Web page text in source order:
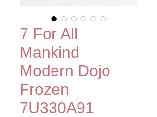
7 For All
Mankind
Modern Dojo
Frozen
7U330A91